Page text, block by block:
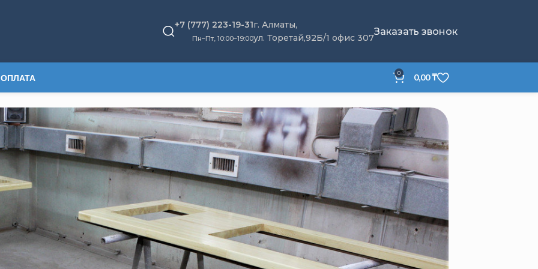
+7 (777) 223-19-31
Пн–Пт, 10:00–19:00
г. Алматы,
ул. Торетай,92Б/1 офис 307
Заказать звонок
0 0,00₸